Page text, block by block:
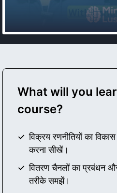
What will you
course?
विक्रय रणनीतियों का
करना सीखें।
वितरण चैनलों का प्रबंधन
तरीके समझें।